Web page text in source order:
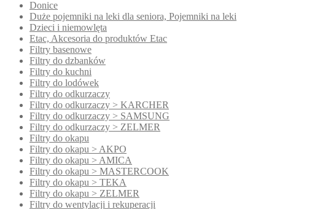
Donice
Duże pojemniki na leki dla seniora, Pojemniki na leki
Dzieci i niemowlęta
Etac, Akcesoria do produktów Etac
Filtry basenowe
Filtry do dzbanków
Filtry do kuchni
Filtry do lodówek
Filtry do odkurzaczy
Filtry do odkurzaczy > KARCHER
Filtry do odkurzaczy > SAMSUNG
Filtry do odkurzaczy > ZELMER
Filtry do okapu
Filtry do okapu > AKPO
Filtry do okapu > AMICA
Filtry do okapu > MASTERCOOK
Filtry do okapu > TEKA
Filtry do okapu > ZELMER
Filtry do wentylacji i rekuperacji